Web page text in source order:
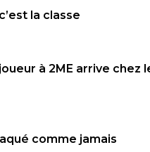
la classe
à 2ME arrive chez
comme jamais